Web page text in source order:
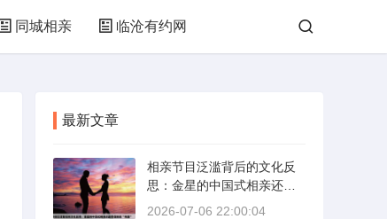
同城相亲 临沧有约网
最新文章
相亲节目泛滥背后的文化反
思：金星的中国式相亲还能
否保持其“完美”
2026-07-06 22:00:04